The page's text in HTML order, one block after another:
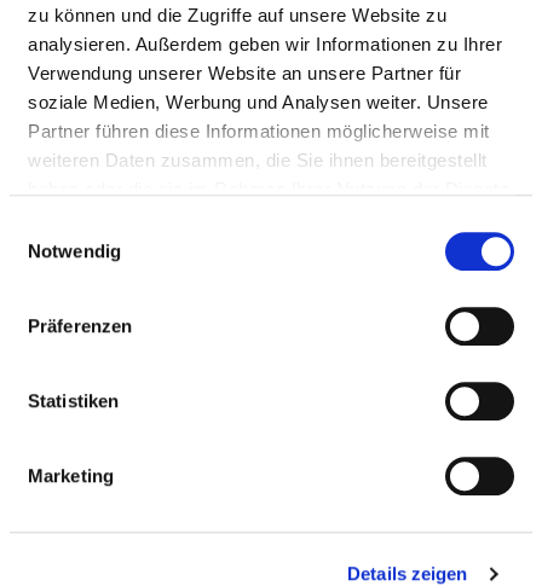
zu können und die Zugriffe auf unsere Website zu
analysieren. Außerdem geben wir Informationen zu Ihrer
Verwendung unserer Website an unsere Partner für
soziale Medien, Werbung und Analysen weiter. Unsere
Partner führen diese Informationen möglicherweise mit
weiteren Daten zusammen, die Sie ihnen bereitgestellt
Notwendig
Präferenzen
Statistiken
Marketing
Details zeigen
Kirchenweg 15
87459 Pfronten
Tel.: 08363-693-300
Mail: ed.kinilk-znezniv@ofni
https://www.vinzenz-klinik.de/
Die St. Vinzenz Klinik in Pfronten kann auf eine lange
zurückgreifen.
mehr